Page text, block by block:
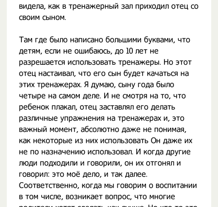
видела, как в тренажерный зал приходил отец со
своим сыном.
Там где было написано большими буквами, что
детям, если не ошибаюсь, до 10 лет не
разрешается использовать тренажеры. Но этот
отец настаивал, что его сын будет качаться на
этих тренажерах. Я думаю, сыну года было
четыре на самом деле. И не смотря на то, что
ребенок плакал, отец заставлял его делать
различные упражнения на тренажерах и, это
важный момент, абсолютно даже не понимая,
как некоторые из них использовать Он даже их
не по назначению использовал. И когда другие
люди подходили и говорили, он их отгонял и
говорил: это моё дело, и так далее.
Соответственно, когда мы говорим о воспитании
в том числе, возникает вопрос, что многие